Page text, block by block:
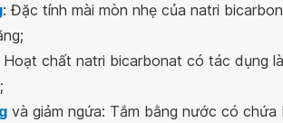
: Đặc tính mài mòn nhẹ của natri
Hoạt chất natri bicarbonat có tác dụng
và giảm ngứa: Tắm bằng nước có